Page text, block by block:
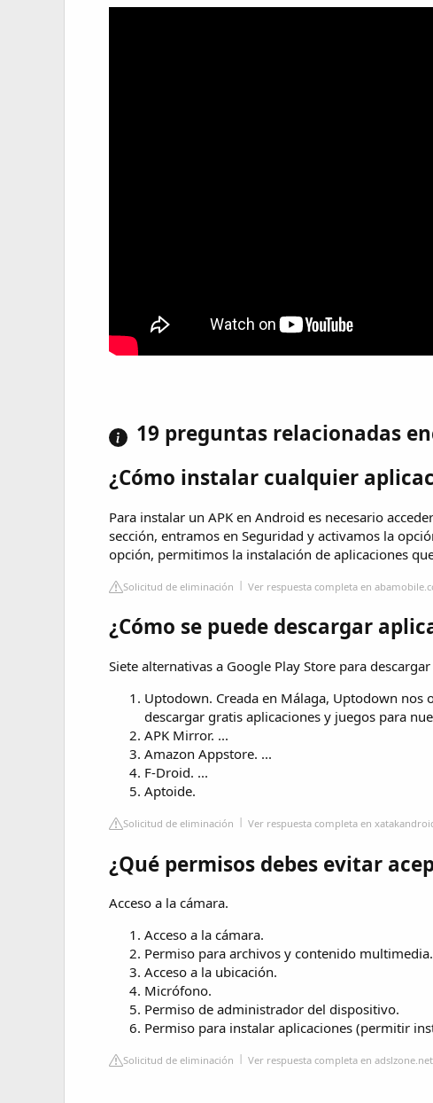
19 preguntas relacionadas
¿Cómo instalar cualquier
Para instalar un APK en Android es necesario
sección, entramos en Seguridad y activamos la
opción, permitimos la instalación de aplicaciones
Solicitud de eliminación Ver respuesta completa en
¿Cómo se puede descargar
Siete alternativas a Google Play Store para
Uptodown. Creada en Málaga, Uptodown
descargar gratis aplicaciones y juegos para
APK Mirror. ...
Amazon Appstore. ...
F-Droid. ...
Aptoide.
Solicitud de eliminación Ver respuesta completa en
¿Qué permisos debes evitar
Acceso a la cámara.
Acceso a la cámara.
Permiso para archivos y contenido multimedia.
Acceso a la ubicación.
Micrófono.
Permiso de administrador del dispositivo.
Permiso para instalar aplicaciones (permitir
Solicitud de eliminación Ver respuesta completa en adslzone.net